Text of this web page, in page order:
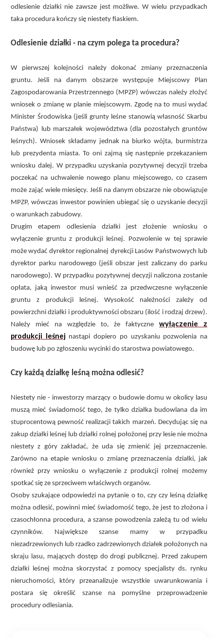
odlesienie działki nie zawsze jest możliwe. W wielu przypadkach
taka procedura kończy się niestety fiaskiem.
Odlesienie działki - na czym polega ta procedura?
W pierwszej kolejności należy dokonać zmiany przeznaczenia
gruntu. Jeśli na danym obszarze występuje Miejscowy Plan
Zagospodarowania Przestrzennego (MPZP) wówczas należy złożyć
wniosek o zmianę w planie miejscowym. Zgodę na to musi wydać
Minister Środowiska (jeśli grunty leśne stanowią własność Skarbu
Państwa) lub marszałek województwa (dla pozostałych gruntów
leśnych). Wniosek składamy jednak na biurko wójta, burmistrza
lub prezydenta miasta. To oni zajmą się następnie przekazaniem
wniosku dalej. W przypadku uzyskania pozytywnej decyzji trzeba
poczekać na uchwalenie nowego planu miejscowego, co czasem
może zająć wiele miesięcy. Jeśli na danym obszarze nie obowiązuje
MPZP, wówczas inwestor powinien ubiegać się o uzyskanie decyzji
o warunkach zabudowy.
Drugim etapem odlesienia działki jest złożenie wniosku o
wyłączenie gruntu z produkcji leśnej. Pozwolenie w tej sprawie
może wydać dyrektor regionalnej dyrekcji Lasów Państwowych lub
dyrektor parku narodowego (jeśli obszar jest zaliczany do parku
narodowego). W przypadku pozytywnej decyzji naliczona zostanie
opłata, jaką inwestor musi wnieść za przedwczesne wyłączenie
gruntu z produkcji leśnej. Wysokość należności zależy od
powierzchni działki i produktywności obszaru (ilość i rodzaj drzew).
Należy mieć na względzie to, że faktycznewyłączenie z
produkcji leśnej nastąpi dopiero po uzyskaniu pozwolenia na
budowę lub po zgłoszeniu wycinki do starostwa powiatowego.
Czy każdą działkę leśną można odlesić?
Niestety nie - inwestorzy marzący o budowie domu w okolicy lasu
muszą mieć świadomość tego, że tylko działka budowlana da im
stuprocentową pewność realizacji takich marzeń. Decydując się na
zakup działki leśnej lub działki rolnej położonej przy lesie nie można
niestety z góry zakładać, że uda się zmienić jej przeznaczenie.
Zarówno na etapie wniosku o zmianę przeznaczenia działki, jak
również przy wniosku o wyłączenie z produkcji rolnej możemy
spotkać się ze sprzeciwem właściwych organów.
Osoby szukające odpowiedzi na pytanie o to, czy czy leśną działkę
można odlesić, powinni mieć świadomość tego, że jest to złożona i
czasochłonna procedura, a szanse powodzenia zależą tu od wielu
czynników. Największe szanse mamy w przypadku
niezadrzewionych lub rzadko zadrzewionych działek położonych na
skraju lasu, mających dostęp do drogi publicznej. Przed zakupem
działki leśnej można skorzystać z pomocy specjalisty ds. rynku
nieruchomości, który przeanalizuje wszystkie uwarunkowania i
postara się określić szanse na pomyślne przeprowadzenie
procedury odlesiania.